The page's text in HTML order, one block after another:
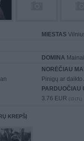
MIESTAS
DOMINA
NORĖČIAU
Pinigų ar
PARDUOČIAU
3.76 EUR (13 LTL)
KREPŠĮ